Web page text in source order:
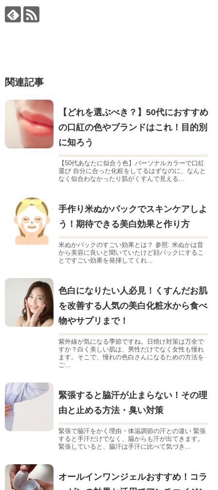
関連記事
【どれを選ぶべき？】50代におすすめ
の口紅の色やブランドはこれ！目的別
に知ろう
【50代あなたに似合う色】パーソナルカラーで口紅
選び 自分に合った化粧をしてるはずなのに、なんと
なく似合わなかったり肌がくすんで見える...
手作り米ぬかパックでスキンケアしよ
う！期待できる美白効果と作り方
米ぬかパックのすごい効果とは？ 参照: 米ぬかは昔
から美容に良いと聞いていたけど顔パックにするこ
とですごい効果を発揮してくれ...
色白になりたい人必見！くすんだお肌
を改善する人気の美白化粧水から食べ
物やサプリまで！
紫外線が気になる季節ですね。日焼け対策は万全で
すか？白く美しい肌は、男性だけでなく女性も憧れ
ます。そこで、憧れの色白さんになるための方法を
ご...
緊張すると脇汗が止まらない！その理
由と止める方法・臭い対策
緊張で脇汗をかく理由・体温調節の汗との違い 緊張
すると手汗だけでなく、脇からも汗が出てきます。
緊張していると、脇汗は手汗に比べて気づき...
オールインワンジェルおすすめ！コラ